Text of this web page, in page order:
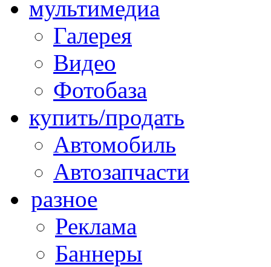
мультимедиа
Галерея
Видео
Фотобаза
купить/продать
Автомобиль
Автозапчасти
разное
Реклама
Баннеры